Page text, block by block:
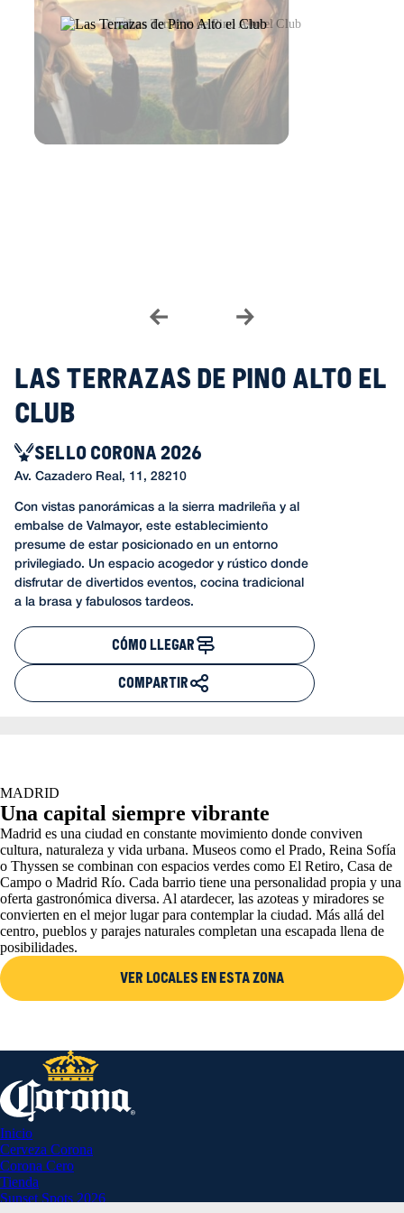
Las Terrazas de Pino Alto el
Club
SELLO CORONA 2026
Av. Cazadero Real, 11, 28210
Con vistas panorámicas a la sierra madrileña y al
embalse de Valmayor, este establecimiento
presume de estar posicionado en un entorno
privilegiado. Un espacio acogedor y rústico donde
disfrutar de divertidos eventos, cocina tradicional
a la brasa y fabulosos tardeos.
CÓMO LLEGAR
COMPARTIR
MADRID
Una capital siempre vibrante
Madrid es una ciudad en constante movimiento donde conviven
cultura, naturaleza y vida urbana. Museos como el Prado, Reina Sofía
o Thyssen se combinan con espacios verdes como El Retiro, Casa de
Campo o Madrid Río. Cada barrio tiene una personalidad propia y una
oferta gastronómica diversa. Al atardecer, las azoteas y miradores se
convierten en el mejor lugar para contemplar la ciudad. Más allá del
centro, pueblos y parajes naturales completan una escapada llena de
posibilidades.
VER LOCALES EN ESTA ZONA
Inicio
Cerveza Corona
Corona Cero
Tienda
Sunset Spots 2026